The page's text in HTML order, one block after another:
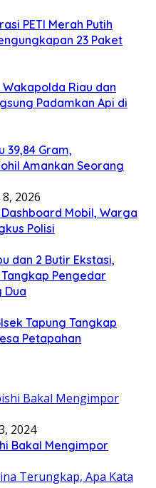
PETI Merah Putih
23 Paket
Riau dan
Padamkan Api di
39,84 Gram,
Amankan Seorang
2026
Mobil, Warga
Polisi
dan 2 Butir Ekstasi,
Pengedar
Dua
Tapung Tangkap
Petapahan
2024
Bakal Mengimpor